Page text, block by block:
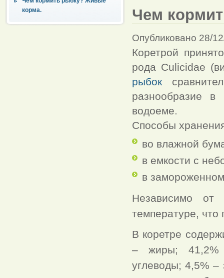
корма.
Чем
Опубликовано 28/
Коретрой
рода Culicidae
рыбок
разнообразие
водоеме.
Способы
во влажной
в емкости с
в
Независимо от
температуре, что
В коретре
– жиры;
углеводы; 4,5% –